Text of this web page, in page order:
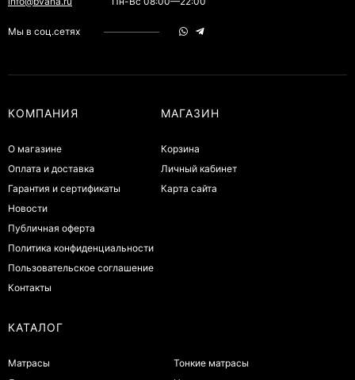
Мы в соц.сетях
КОМПАНИЯ
О магазине
Оплата и доставка
Гарантия и сертификаты
Новости
Публичная оферта
Политика конфиденциальности
Пользовательское соглашение
Контакты
МАГАЗИН
Корзина
Личный кабинет
Карта сайта
КАТАЛОГ
Матрасы
Тонкие матрасы